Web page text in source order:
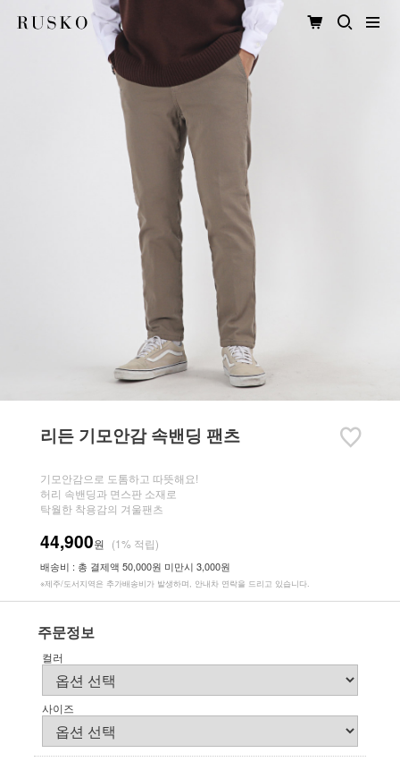
리든 기모안감 속밴딩 팬츠
기모안감으로 도톰하고 따뜻해요!
허리 속밴딩과 면스판 소재로
탁월한 착용감의 겨울팬츠
44,900원 (1% 적립)
배송비 : 총 결제액 50,000원 미만시 3,000원
※제주/도서지역은 추가배송비가 발생하며, 안내차 연락을 드리고 있습니다.
주문정보
컬러
사이즈